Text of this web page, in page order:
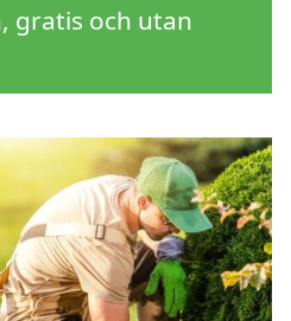
gratis och utan